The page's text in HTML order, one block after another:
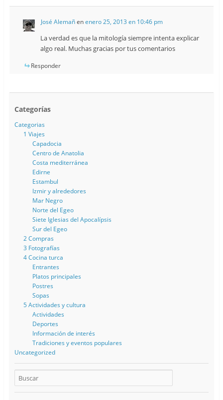
José Alemañenenero 25, 2013 en 10:46 pm
La verdad es que la mitología siempre intenta explicar
algo real. Muchas gracias por tus comentarios
Responder
Categorías
Categorias
1 Viajes
Capadocia
Centro de Anatolia
Costa mediterránea
Edirne
Estambul
Izmir y alrededores
Mar Negro
Norte del Egeo
Siete Iglesias del Apocalípsis
Sur del Egeo
2 Compras
3 Fotografías
4 Cocina turca
Entrantes
Platos principales
Postres
Sopas
5 Actividades y cultura
Actividades
Deportes
Información de interés
Tradiciones y eventos populares
Uncategorized